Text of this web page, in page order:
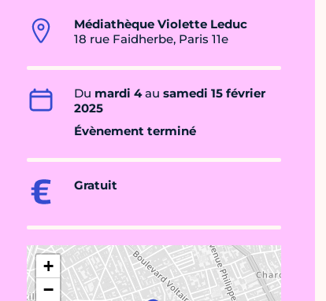
Médiathèque Violette Leduc
18 rue Faidherbe, Paris 11e
Du mardi 4au samedi 15 février
2025
Évènement terminé
Gratuit
+
−